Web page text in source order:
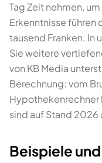
Tag Zeit nehmen,
Erkenntnisse führen
tausend Franken. In
Sie weitere
von KB Media
Berechnung: vom
Hypothekenrechner
sind auf Stand 2026
Beispiele